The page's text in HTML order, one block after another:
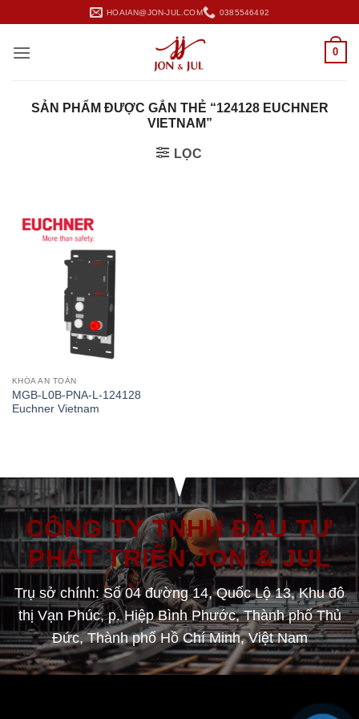
nội
HOAIAN@JON-JUL.COM 0385546492
0
SẢN PHẨM ĐƯỢC GẮN THẺ “124128 EUCHNER
VIETNAM”
LỌC
KHÓA AN TOÀN
MGB-L0B-PNA-L-124128
Euchner Vietnam
CÔNG TY TNHH ĐẦU TƯ
PHÁT TRIỂN JON & JUL
Trụ sở chính: Số 04 đường 14, Quốc Lộ 13, Khu đô
thị Vạn Phúc, p. Hiệp Bình Phước, Thành phố Thủ
Đức, Thành phố Hồ Chí Minh, Việt Nam